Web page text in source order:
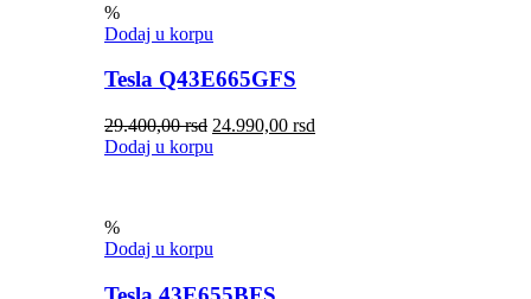
%
Dodaj u korpu
Tesla Q43E665GFS
29.400,00rsd 24.990,00 rsd
Dodaj u korpu
%
Dodaj u korpu